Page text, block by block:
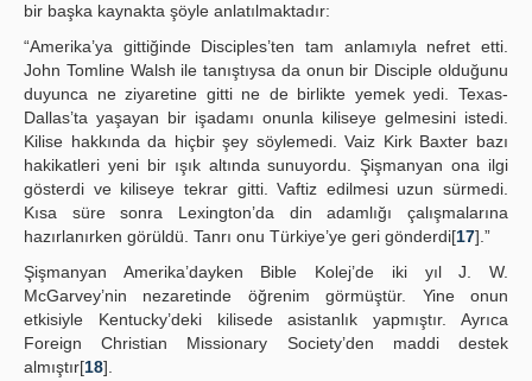
bir başka kaynakta şöyle anlatılmaktadır:
“Amerika’ya gittiğinde Disciples’ten tam anlamıyla nefret etti.
John Tomline Walsh ile tanıştıysa da onun bir Disciple olduğunu
duyunca ne ziyaretine gitti ne de birlikte yemek yedi. Texas-
Dallas’ta yaşayan bir işadamı onunla kiliseye gelmesini istedi.
Kilise hakkında da hiçbir şey söylemedi. Vaiz Kirk Baxter bazı
hakikatleri yeni bir ışık altında sunuyordu. Şişmanyan ona ilgi
gösterdi ve kiliseye tekrar gitti. Vaftiz edilmesi uzun sürmedi.
Kısa süre sonra Lexington’da din adamlığı çalışmalarına
hazırlanırken görüldü. Tanrı onu Türkiye’ye geri gönderdi[17].”
Şişmanyan Amerika’dayken Bible Kolej’de iki yıl J. W.
McGarvey’nin nezaretinde öğrenim görmüştür. Yine onun
etkisiyle Kentucky’deki kilisede asistanlık yapmıştır. Ayrıca
Foreign Christian Missionary Society’den maddi destek
almıştır[18].